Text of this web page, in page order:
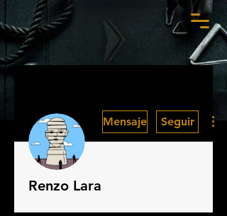
Mensaje Seguir
Renzo Lara